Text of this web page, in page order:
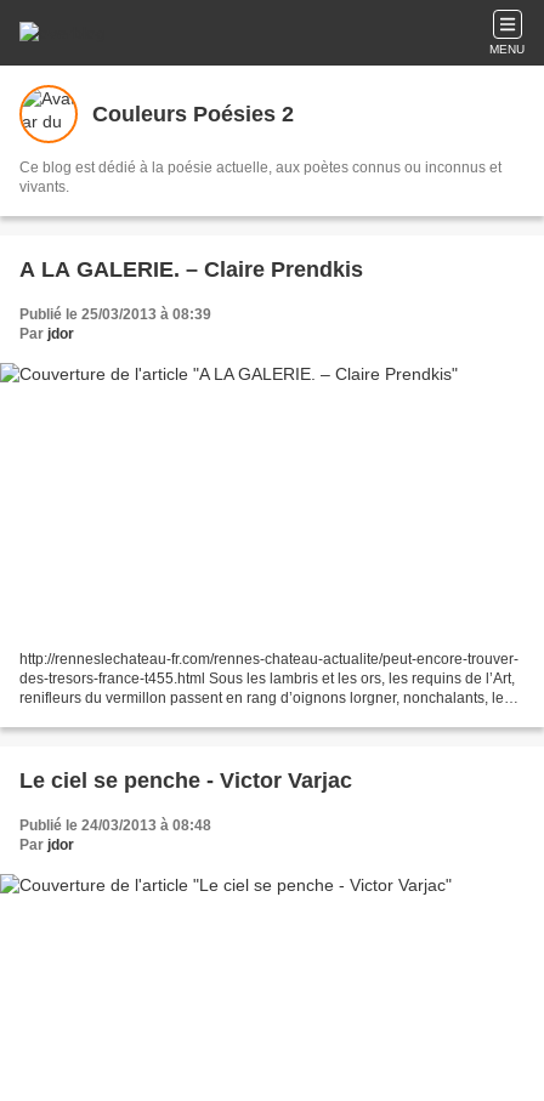
MENU
Couleurs Poésies 2
Ce blog est dédié à la poésie actuelle, aux poètes connus ou inconnus et
vivants.
A LA GALERIE. – Claire Prendkis
Publié le 25/03/2013 à 08:39
Par jdor
http://renneslechateau-fr.com/rennes-chateau-actualite/peut-encore-trouver-
des-tresors-france-t455.html Sous les lambris et les ors, les requins de l’Art,
renifleurs du vermillon passent en rang d’oignons lorgner, nonchalants, les
Le ciel se penche - Victor Varjac
Publié le 24/03/2013 à 08:48
Par jdor